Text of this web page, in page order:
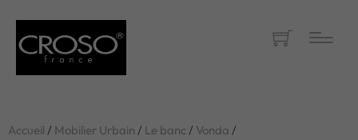
Accueil / Mobilier Urbain / Le banc / Vonda /